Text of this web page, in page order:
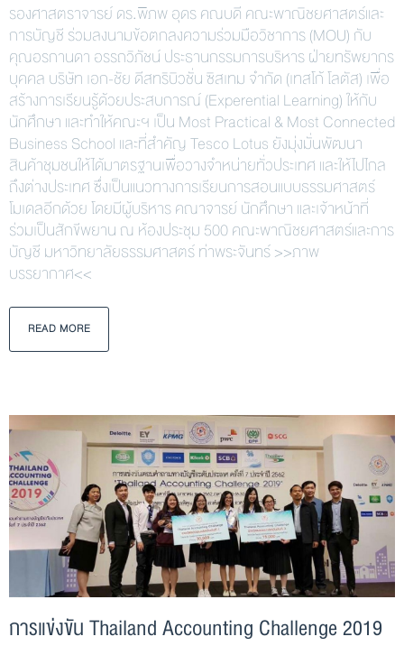
รองศาสตราจารย์ ดร.พิภพ อุดร คณบดี คณะพาณิชยศาสตร์และ
การบัญชี ร่วมลงนามข้อตกลงความร่วมมือวิชาการ (MOU) กับ
คุณอรกานดา อรรถวิภัชน์ ประธานกรรมการบริหาร ฝ่ายทรัพยากร
บุคคล บริษัท เอก-ชัย ดีสทริบิวชั่น ซิสเทม จำกัด (เทสโก้ โลตัส) เพื่อ
สร้างการเรียนรู้ด้วยประสบการณ์ (Experential Learning) ให้กับ
นักศึกษา และทำให้คณะฯ เป็น Most Practical & Most Connected
Business School และที่สำคัญ Tesco Lotus ยังมุ่งมั่นพัฒนา
สินค้าชุมชนให้ได้มาตรฐานเพื่อวางจำหน่ายทั่วประเทศ และให้ไปไกล
ถึงต่างประเทศ ซึ่งเป็นแนวทางการเรียนการสอนแบบธรรมศาสตร์
โมเดลอีกด้วย โดยมีผู้บริหาร คณาจารย์ นักศึกษา และเจ้าหน้าที่
ร่วมเป็นสักขีพยาน ณ ห้องประชุม 500 คณะพาณิชยศาสตร์และการ
บัญชี มหาวิทยาลัยธรรมศาสตร์ ท่าพระจันทร์ >>ภาพ
บรรยากาศ<<
READ MORE
การแข่งขัน Thailand Accounting Challenge 2019